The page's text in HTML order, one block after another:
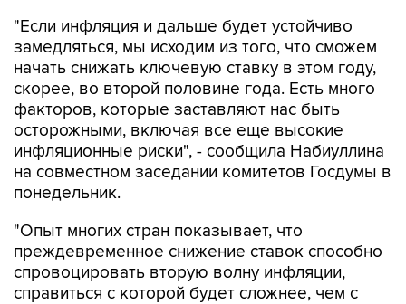
"Если инфляция и дальше будет устойчиво
замедляться, мы исходим из того, что сможем
начать снижать ключевую ставку в этом году,
скорее, во второй половине года. Есть много
факторов, которые заставляют нас быть
осторожными, включая все еще высокие
инфляционные риски", - сообщила Набиуллина
на совместном заседании комитетов Госдумы в
понедельник.
"Опыт многих стран показывает, что
преждевременное снижение ставок способно
спровоцировать вторую волну инфляции,
справиться с которой будет сложнее, чем с